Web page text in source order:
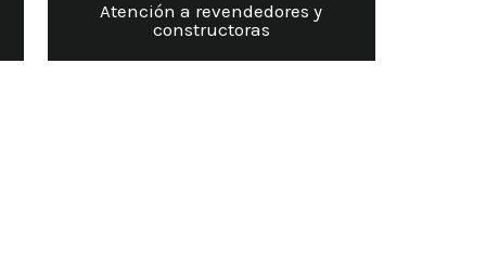
Atención a revendedores y
constructoras